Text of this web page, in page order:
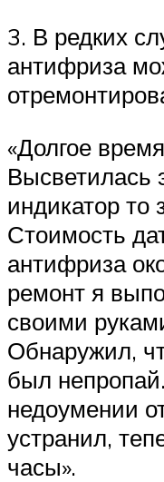
3. В редких
антифриза
«Долгое
Высветилась
индикатор то
Стоимость
антифриза
ремонт я
своими
Обнаружил,
был
недоумении
устранил,
часы».